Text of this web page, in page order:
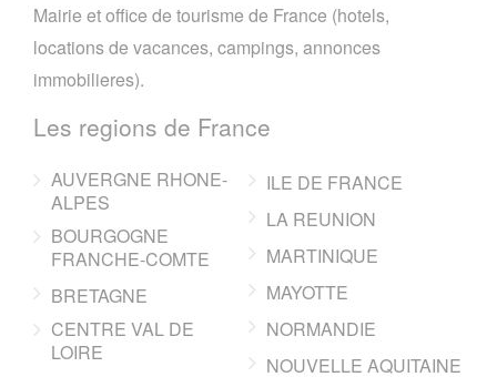
Mairie et office de tourisme de France (hotels,
locations de vacances, campings, annonces
immobilieres).
Les regions de France
AUVERGNE RHONE-
ALPES
BOURGOGNE
FRANCHE-COMTE
BRETAGNE
CENTRE VAL DE
LOIRE
ILE DE FRANCE
LA REUNION
MARTINIQUE
MAYOTTE
NORMANDIE
NOUVELLE AQUITAINE